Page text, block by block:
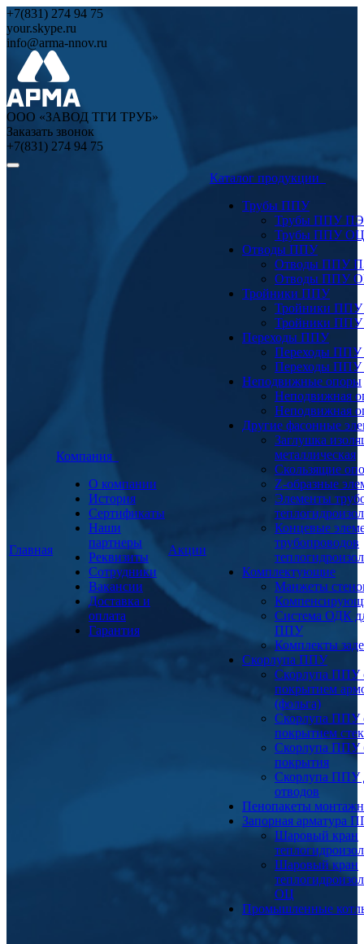
+7(831) 274 94 75
your.skype.ru
info@arma-nnov.ru
ООО «ЗАВОД ТГИ ТРУБ»
Заказать звонок
+7(831) 274 94 75
Главная
Компания
О компании
История
Сертификаты
Наши
партнеры
Реквизиты
Сотрудники
Вакансии
Доставка и
оплата
Гарантия
Акции
Каталог продукции
Трубы ППУ
Трубы ППУ ПЭ
Трубы ППУ ОЦ
Отводы ППУ
Отводы ППУ
Отводы ППУ
Тройники ППУ
Тройники
Тройники
Переходы ППУ
Переходы
Переходы
Неподвижные опоры
Неподвижная
Неподвижная
Другие фасонные
Заглушка
металлическая
Скользящие
Z-образные
Элементы
Концевые
трубопроводов
Комплектующие
Манжеты
Система ОДК
ППУ
Комплекты
Скорлупа ППУ
Скорлупа ППУ
покрытием
(фольга)
Скорлупа ППУ
покрытием
Скорлупа ППУ
покрытия
Скорлупа ППУ
отводов
Пенопакеты
Запорная арматура
Шаровый кран
Шаровый кран
ОЦ
Промышленные